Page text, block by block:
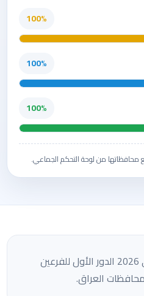
100%
100%
100%
محافظاتها من لوحة التحكم الجماعي.
تابع نتائج السادس الإعدادي 2026 الدور الأول للفرعين
العراق.